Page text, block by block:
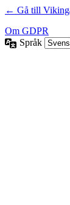
← Gå till
Om GDPR
Språk